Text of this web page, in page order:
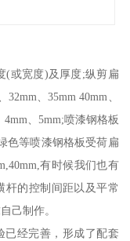
(或宽度)及厚度;纵剪扁
、35mm 40mm、
、5mm;喷漆钢格板
色等喷漆钢格板受荷扁
有时候我们也有
杆的控制间距以及平常
己制作。
已经完善，形成了配套